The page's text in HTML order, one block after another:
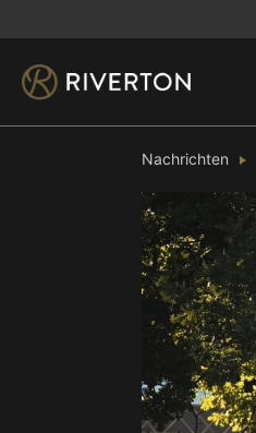
Nachrichten